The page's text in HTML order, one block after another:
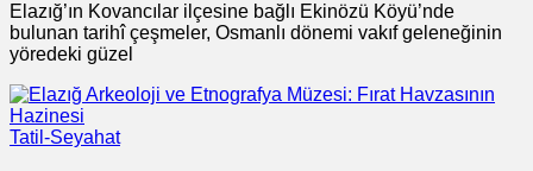
Elazığ’ın Kovancılar ilçesine bağlı Ekinözü Köyü’nde
bulunan tarihî çeşmeler, Osmanlı dönemi vakıf geleneğinin
yöredeki güzel
Tatil-Seyahat